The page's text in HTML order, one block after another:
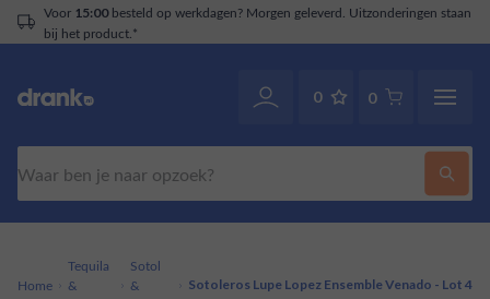
Voor 15:00besteld op werkdagen? Morgen geleverd. Uitzonderingen staan
bij het product.*
0 0
Home
Tequila
&
Sotol
&
Sotoleros Lupe Lopez Ensemble Venado - Lot 4